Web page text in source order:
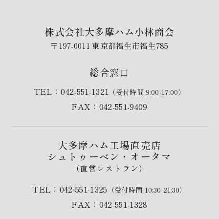
株式会社大多摩ハム小林商会
〒197-0011 東京都福生市福生785
総合窓口
TEL：042-551-1321 （受付時間 9:00-17:00）
FAX：042-551-9409
大多摩ハム工場直売店
シュトゥーベン・オータマ
（直営レストラン）
TEL：042-551-1325 （受付時間 10:30-21:30）
FAX：042-551-1328